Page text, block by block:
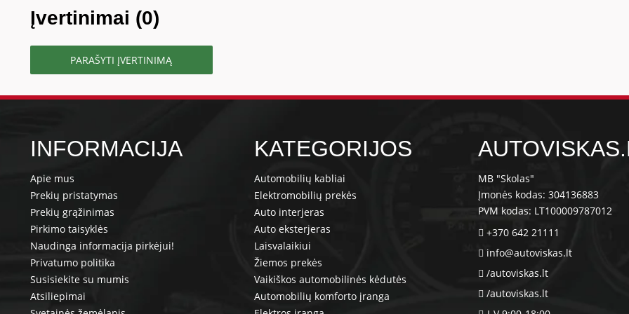
Įvertinimai (0)
PARAŠYTI ĮVERTINIMĄ
INFORMACIJA
Apie mus
Prekių pristatymas
Prekių grąžinimas
Pirkimo taisyklės
Naudinga informacija pirkėjui!
Privatumo politika
Susisiekite su mumis
Atsiliepimai
KATEGORIJOS
Automobilių kabliai
Elektromobilių prekės
Auto interjeras
Auto eksterjeras
Laisvalaikiui
Žiemos prekės
Vaikiškos automobilinės kėdutės
Automobilių komforto įranga
MB "Skolas"
Įmonės kodas: 304136883
PVM kodas: LT100009787012
+370 642 21111
info@autoviskas.lt
/autoviskas.lt
/autoviskas.lt